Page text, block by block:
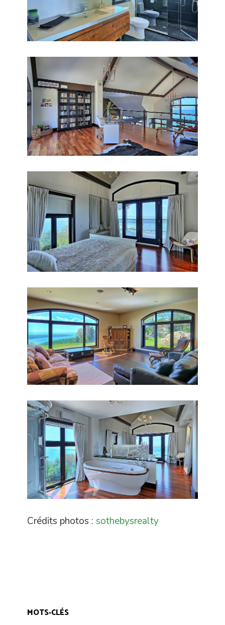
Crédits photos : sothebysrealty
MOTS-CLÉS